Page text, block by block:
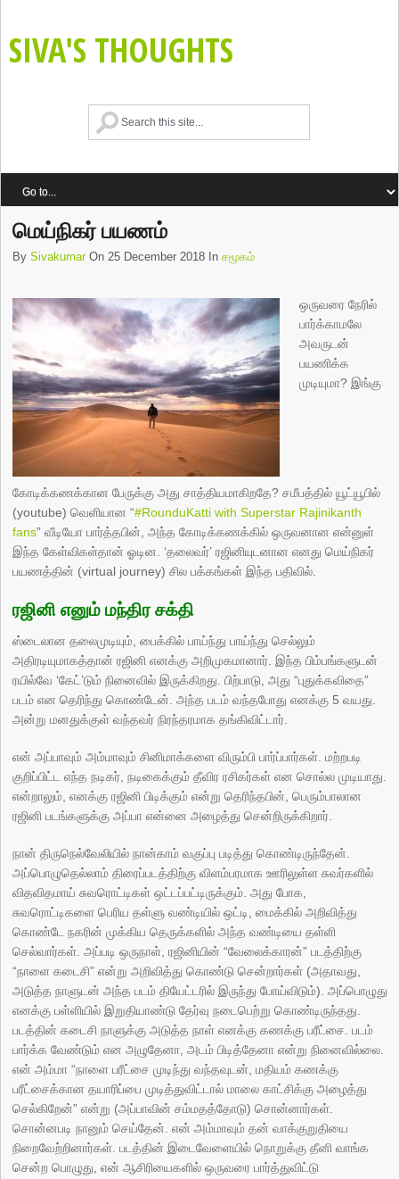
SIVA'S THOUGHTS
மெய்நிகர் பயணம்
BySivakumarOn 25 December 2018 Inசமூகம்
ஒருவரை நேரில்
பார்க்காமலே
அவருடன்
பயணிக்க
முடியுமா? இங்கு
கோடிக்கணக்கான பேருக்கு அது சாத்தியமாகிறதே? சமீபத்தில் யூட்யூபில்
(youtube) வெளியான “#RounduKatti with Superstar Rajinikanth
fans” வீடியோ பார்த்தபின், அந்த கோடிக்கணக்கில் ஒருவனான என்னுள்
இந்த கேள்விகள்தான் ஓடின. ‘தலைவர்’ ரஜினியுடனான எனது மெய்நிகர்
பயணத்தின் (virtual journey) சில பக்கங்கள் இந்த பதிவில்.
ரஜினி எனும் மந்திர சக்தி
ஸ்டைலான தலைமுடியும், பைக்கில் பாய்ந்து பாய்ந்து செல்லும்
அதிரடியுமாகத்தான் ரஜினி எனக்கு அறிமுகமானார். இந்த பிம்பங்களுடன்
ரயில்வே ‘கேட்’டும் நினைவில் இருக்கிறது. பிற்பாடு, அது “புதுக்கவிதை”
படம் என தெரிந்து கொண்டேன். அந்த படம் வந்தபோது எனக்கு 5 வயது.
அன்று மனதுக்குள் வந்தவர் நிரந்தரமாக தங்கிவிட்டார்.
என் அப்பாவும் அம்மாவும் சினிமாக்களை விரும்பி பார்ப்பார்கள். மற்றபடி
குறிப்பிட்ட எந்த நடிகர், நடிகைக்கும் தீவிர ரசிகர்கள் என சொல்ல முடியாது.
என்றாலும், எனக்கு ரஜினி பிடிக்கும் என்று தெரிந்தபின், பெரும்பாலான
ரஜினி படங்களுக்கு அப்பா என்னை அழைத்து சென்றிருக்கிறார்.
நான் திருநெல்வேலியில் நான்காம் வகுப்பு படித்து கொண்டிருந்தேன்.
அப்பொழுதெல்லாம் திரைப்படத்திற்கு விளம்பரமாக ஊரிலுள்ள சுவர்களில்
விதவிதமாய் சுவரொட்டிகள் ஒட்டப்பட்டிருக்கும். அது போக,
சுவரொட்டிகளை பெரிய தள்ளு வண்டியில் ஒட்டி, மைக்கில் அறிவித்து
கொண்டே நகரின் முக்கிய தெருக்களில் அந்த வண்டியை தள்ளி
செல்வார்கள். அப்படி ஒருநாள், ரஜினியின் “வேலைக்காரன்” படத்திற்கு
“நாளை கடைசி” என்று அறிவித்து கொண்டு சென்றார்கள் (அதாவது,
அடுத்த நாளுடன் அந்த படம் தியேட்டரில் இருந்து போய்விடும்). அப்பொழுது
எனக்கு பள்ளியில் இறுதியாண்டு தேர்வு நடைபெற்று கொண்டிருந்தது.
படத்தின் கடைசி நாளுக்கு அடுத்த நாள் எனக்கு கணக்கு பரீட்சை. படம்
பார்க்க வேண்டும் என அழுதேனா, அடம் பிடித்தேனா என்று நினைவில்லை.
என் அம்மா “நாளை பரீட்சை முடிந்து வந்தவுடன், மதியம் கணக்கு
பரீட்சைக்கான தயாரிப்பை முடித்துவிட்டால் மாலை காட்சிக்கு அழைத்து
செல்கிறேன்” என்று (அப்பாவின் சம்மதத்தோடு) சொன்னார்கள்.
சொன்னபடி நானும் செய்தேன். என் அம்மாவும் தன் வாக்குறுதியை
நிறைவேற்றினார்கள். படத்தின் இடைவேளையில் நொறுக்கு தீனி வாங்க
சென்ற பொழுது, என் ஆசிரியைகளில் ஒருவரை பார்த்துவிட்டு